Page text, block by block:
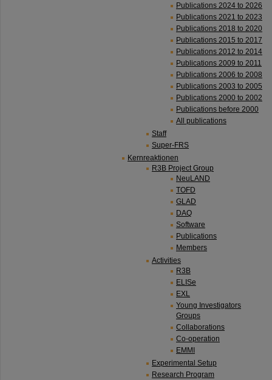
Publications 2024 to 2026
Publications 2021 to 2023
Publications 2018 to 2020
Publications 2015 to 2017
Publications 2012 to 2014
Publications 2009 to 2011
Publications 2006 to 2008
Publications 2003 to 2005
Publications 2000 to 2002
Publications before 2000
All publications
Staff
Super-FRS
Kernreaktionen
R3B Project Group
NeuLAND
TOFD
GLAD
DAQ
Software
Publications
Members
Activities
R3B
ELISe
EXL
Young Investigators
Groups
Collaborations
Co-operation
EMMI
Experimental Setup
Research Program